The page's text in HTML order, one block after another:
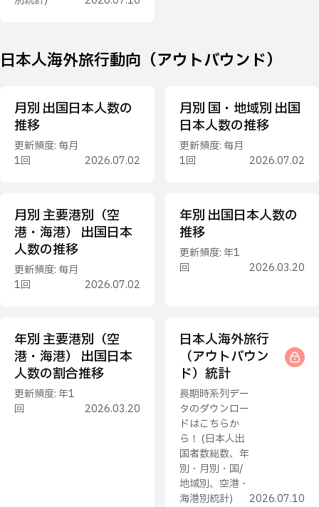
日本人海外旅行動向（アウトバウンド）
月別 出国日本人数の
推移
更新頻度: 毎月
1回
2026.07.02
月別 国・地域別 出国
日本人数の推移
更新頻度: 毎月
1回
2026.07.02
月別 主要港別（空
港・海港） 出国日本
人数の推移
更新頻度: 毎月
1回
2026.07.02
年別 出国日本人数の
推移
更新頻度: 年1
回
2026.03.20
年別 主要港別（空
港・海港） 出国日本
人数の割合推移
更新頻度: 年1
回
2026.03.20
日本人海外旅行
（アウトバウン
ド）統計
長期時系列デー
タのダウンロー
ドはこちらか
ら！ (日本人出
国者数総数、年
別・月別・国/
地域別、空港・
海港別統計)
2026.07.10